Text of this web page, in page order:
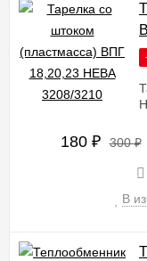
180 ₽ 300₽
В